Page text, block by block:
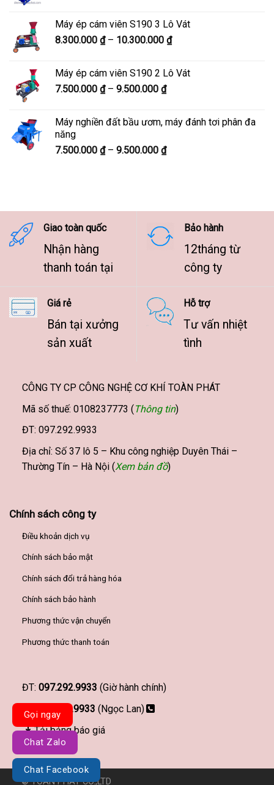
9.800.000 ₫
đến
Máy ép cám viên S190 3 Lô Vát
8.300.000 ₫ – 10.300.000 ₫Khoảng
8.300.000 ₫
Máy ép cám viên S190 2 Lô Vát
7.500.000 ₫ – 9.500.000 ₫Khoảng
7.500.000 ₫
9.500.000 ₫
Máy nghiền đất bầu ươm, máy đánh tơi phân đa
năng
7.500.000 ₫ – 9.500.000 ₫Khoảng
9.500.000 ₫
Giao toàn quốc
Nhận hàng
thanh toán tại
Bảo hành
12tháng từ
công ty
Giá rẻ
Bán tại xưởng
sản xuất
Hỗ trợ
Tư vấn nhiệt
tình
CÔNG TY CP CÔNG NGHỆ CƠ KHÍ TOÀN PHÁT
Mã số thuế: 0108237773 (Thông tin)
ĐT: 097.292.9933
Địa chỉ: Số 37 lô 5 – Khu công nghiệp Duyên Thái –
Thường Tín – Hà Nội (Xem bản đồ)
Chính sách công ty
Điều khoản dịch vụ
Chính sách bảo mật
Chính sách đổi trả hàng hóa
Chính sách bảo hành
Phương thức vận chuyển
Phương thức thanh toán
ĐT: 097.292.9933 (Giờ hành chính)
097.292.9933 (Ngọc Lan)
Tải bảng báo giá
© TOÀN PHÁT CO.,LTD
Gọi ngay
Chat Zalo
Chat Facebook